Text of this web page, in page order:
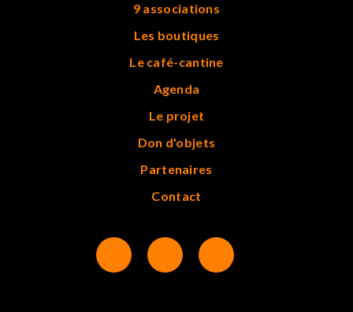
9 associations
Les boutiques
Le café-cantine
Agenda
Le projet
Don d'objets
Partenaires
Contact